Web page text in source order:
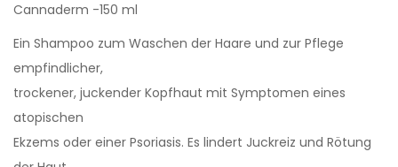
Cannaderm -150 ml
Ein Shampoo zum Waschen der Haare und zur Pflege
empfindlicher,
trockener, juckender Kopfhaut mit Symptomen eines
atopischen
Ekzems oder einer Psoriasis. Es lindert Juckreiz und Rötung